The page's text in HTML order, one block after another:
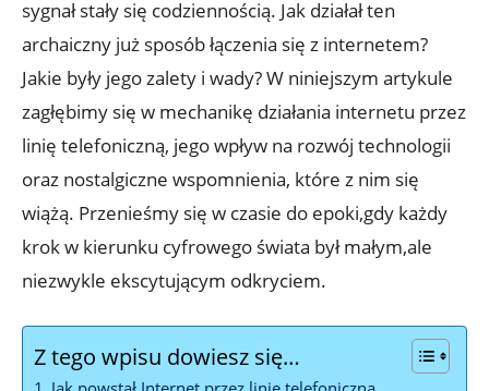
sygnał stały się codziennością. Jak działał ten
archaiczny już sposób łączenia się z internetem?
Jakie były jego zalety i wady? W niniejszym artykule
zagłębimy się w mechanikę działania internetu przez
linię telefoniczną, jego wpływ na rozwój technologii
oraz nostalgiczne wspomnienia, które z nim się
wiążą. Przenieśmy się w czasie do epoki,gdy każdy
krok w kierunku cyfrowego świata był małym,ale
niezwykle ekscytującym odkryciem.
Z tego wpisu dowiesz się…